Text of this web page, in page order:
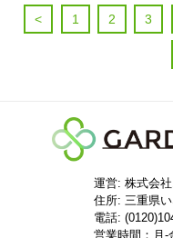
< 1 2 3
運営: 株式会
住所: 三重県
電話:
営業時間：月